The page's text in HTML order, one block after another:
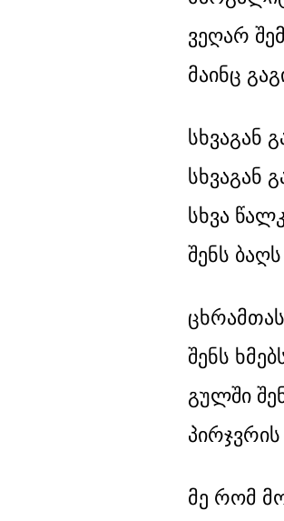
ვეღარ
მაინც
სხვაგან
სხვაგან
სხვა
შენს
შენს
გულში
მე რომ